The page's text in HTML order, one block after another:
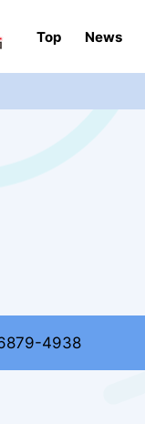
Top News
4938